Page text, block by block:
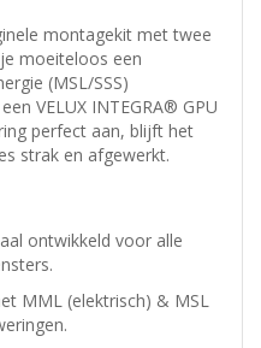
montagekit met twee
moeiteloos een
(MSL/SSS)
VELUX INTEGRA® GPU
perfect aan, blijft het
strak en afgewerkt.
ontwikkeld voor alle
MML (elektrisch) & MSL